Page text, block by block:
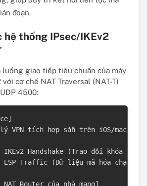
đoạn.
hệ thống IPsec/IKEv2
luồng giao tiếp tiêu chuẩn của máy
với cơ chế NAT Traversal (NAT-T)
4500:
VPN tích hợp sẵn trên iOS/macOS/
IKEv2 Handshake (Trao đổi khóa trên
ESP Traffic (Dữ liệu mã hóa chạy
Router của nhà mạng]